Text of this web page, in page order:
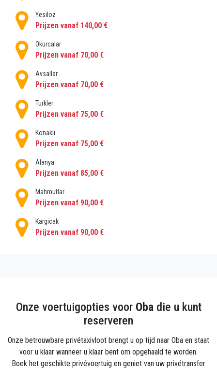
Yesiloz
Prijzen vanaf 140,00 €
Okurcalar
Prijzen vanaf 70,00 €
Avsallar
Prijzen vanaf 70,00 €
Turkler
Prijzen vanaf 75,00 €
Konakli
Prijzen vanaf 75,00 €
Alanya
Prijzen vanaf 85,00 €
Mahmutlar
Prijzen vanaf 90,00 €
Kargicak
Prijzen vanaf 90,00 €
Onze voertuigopties voor Obadie u kunt
reserveren
Onze betrouwbare privétaxivloot brengt u op tijd naar Oba en staat
voor u klaar wanneer u klaar bent om opgehaald te worden.
Boek het geschikte privévoertuig en geniet van uw privétransfer